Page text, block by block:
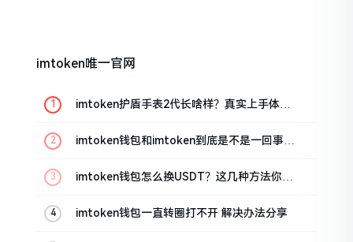
imtoken唯一官网
imtoken护盾手表2代长啥样？真实上手体验
imtoken钱包和imtoken到底是不是一回事？
imtoken钱包怎么换USDT？这几种方法你得
imtoken钱包一直转圈打不开 解决办法分享